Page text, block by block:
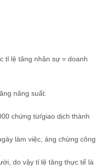
tỉ lệ tăng nhân sự = doanh
năng suất.
chứng từ/giao dịch thành
làm việc, áng chừng công
do vậy tỉ lệ tăng thực tế là